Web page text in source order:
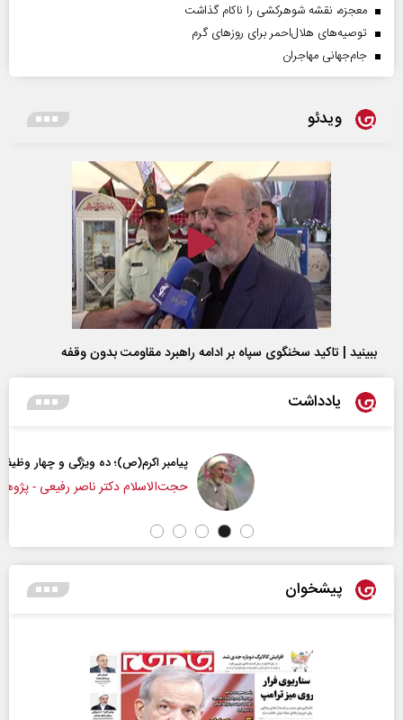
معجزه، نقشه شوهرکشی را ناکام گذاشت
توصیه‌های هلال‌احمر برای روز‌های گرم
جام‌جهانی مهاجران
ویدئو
ببینید | تاکید سخنگوی سپاه بر ادامه راهبرد مقاومت بدون وقفه
یادداشت
پیامبر اکرم(ص)؛ ده ویژگی و چهار وظیفه مؤمنان
حجت‌الاسلام دکتر ناصر رفیعی - پژوهشگر مسائل فرهنگی
پیشخوان